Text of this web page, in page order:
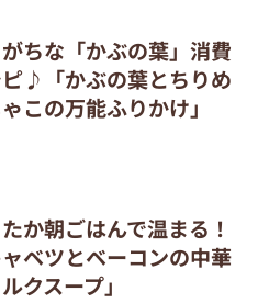
ちな「かぶの葉」消費
ピ♪「かぶの葉とちりめ
この万能ふりかけ」
か朝ごはんで温まる！
ャベツとベーコンの中華
クスープ」